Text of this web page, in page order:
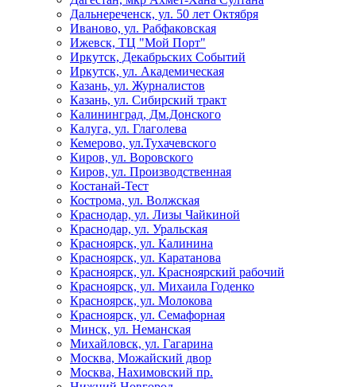
Дальнереченск, ул. 50 лет Октября
Иваново, ул. Рабфаковская
Ижевск, ТЦ "Мой Порт"
Иркутск, Декабрьских Событий
Иркутск, ул. Академическая
Казань, ул. Журналистов
Казань, ул. Сибирский тракт
Калининград, Дм.Донского
Калуга, ул. Глаголева
Кемерово, ул.Тухачевского
Киров, ул. Воровского
Киров, ул. Производственная
Костанай-Тест
Кострома, ул. Волжская
Краснодар, ул. Лизы Чайкиной
Краснодар, ул. Уральская
Красноярск, ул. Калинина
Красноярск, ул. Каратанова
Красноярск, ул. Красноярский рабочий
Красноярск, ул. Михаила Годенко
Красноярск, ул. Молокова
Красноярск, ул. Семафорная
Минск, ул. Неманская
Михайловск, ул. Гагарина
Москва, Можайский двор
Москва, Нахимовский пр.